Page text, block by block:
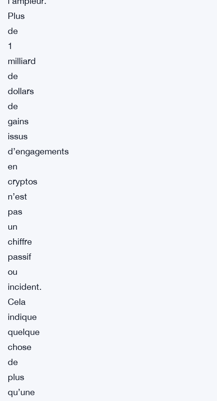
Plus
de
1
milliard
de
dollars
de
gains
issus
d’engagements
en
cryptos
n’est
pas
un
chiffre
passif
ou
incident.
Cela
indique
quelque
chose
de
plus
qu’une